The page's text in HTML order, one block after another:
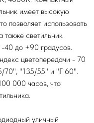
имеет высокую
позволяет использовать
также светильник
-40 до +90 градусов.
цветопередачи - 70
70", "135/55" и "Г 60".
000 часов, что
уличный